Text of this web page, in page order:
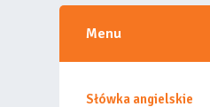
Menu
Słówka angielskie